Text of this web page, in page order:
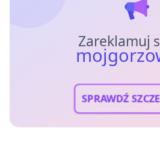
Zareklamuj
SPRAWDŹ